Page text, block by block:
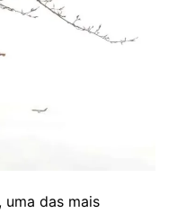
uma das mais